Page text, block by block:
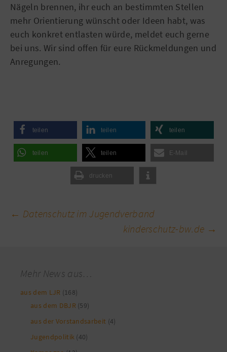
Nägeln brennen, ihr euch an bestimmten Stellen
mehr Orientierung wünscht oder Ideen habt, was
euch konkret entlasten würde, meldet euch gerne
bei uns. Wir sind offen für eure Rückmeldungen und
Anregungen.
teilen teilen teilen
teilen teilen E-Mail
drucken
Beitragsnavigation
← Datenschutz im Jugendverband
kinderschutz-bw.de →
Mehr News aus…
aus dem LJR (168)
aus dem DBJR (59)
aus der Vorstandsarbeit (4)
Jugendpolitik (40)